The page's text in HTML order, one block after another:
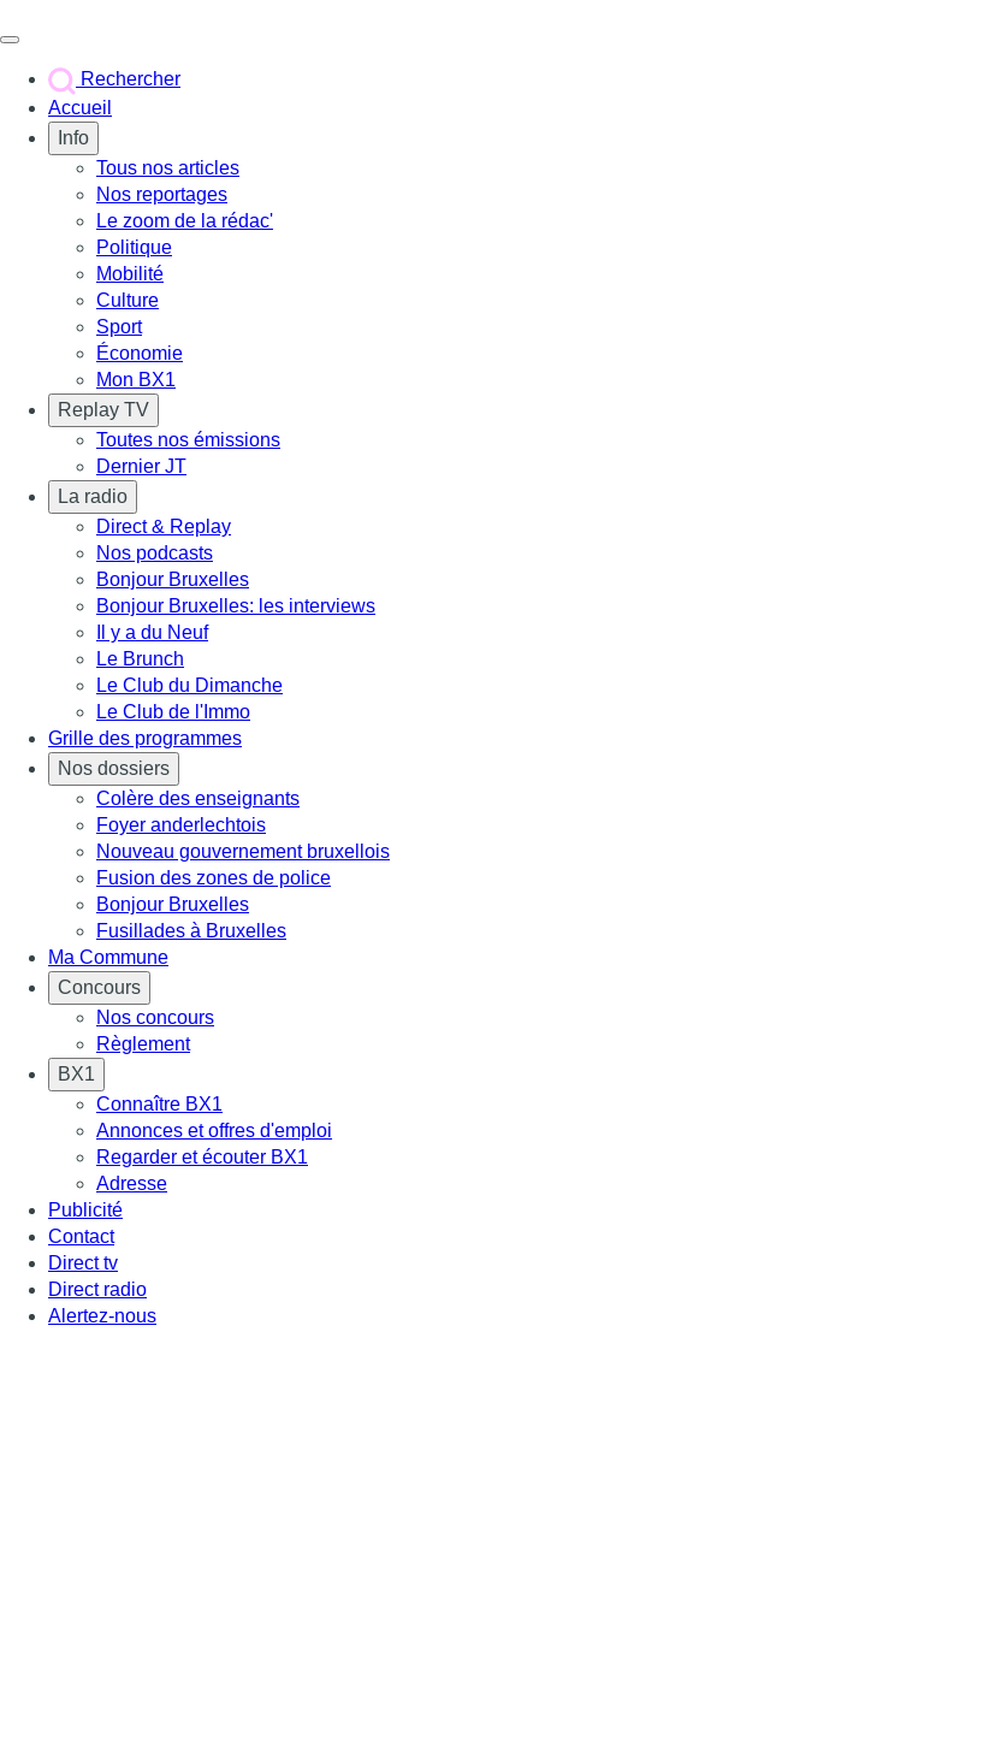
Rechercher
Accueil
Info
Tous nos articles
Nos reportages
Le zoom de la rédac'
Politique
Mobilité
Culture
Sport
Économie
Mon BX1
Replay TV
Toutes nos émissions
Dernier JT
La radio
Direct & Replay
Nos podcasts
Bonjour Bruxelles
Bonjour Bruxelles: les interviews
Il y a du Neuf
Le Brunch
Le Club du Dimanche
Le Club de l'Immo
Grille des programmes
Nos dossiers
Colère des enseignants
Foyer anderlechtois
Nouveau gouvernement bruxellois
Fusion des zones de police
Bonjour Bruxelles
Fusillades à Bruxelles
Ma Commune
Concours
Nos concours
Règlement
BX1
Connaître BX1
Annonces et offres d'emploi
Regarder et écouter BX1
Adresse
Publicité
Contact
Direct tv
Direct radio
Alertez-nous